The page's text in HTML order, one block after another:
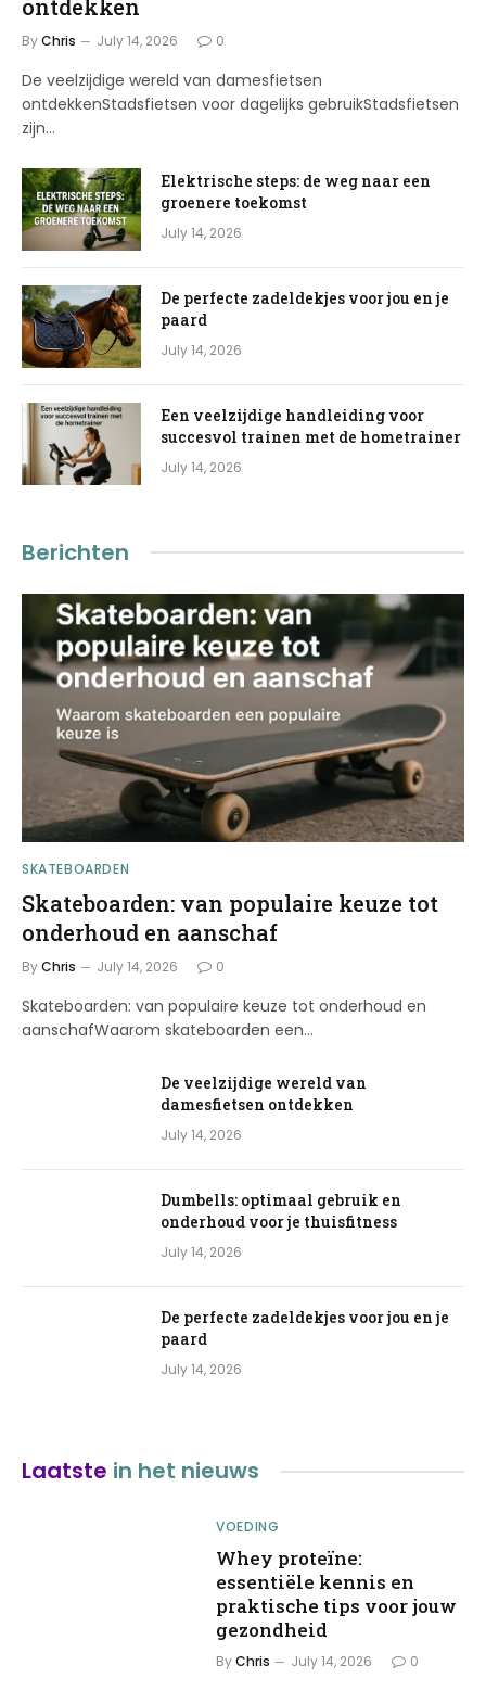
ontdekken
ByChris July 14, 2026 0
De veelzijdige wereld van damesfietsen
ontdekkenStadsfietsen voor dagelijks gebruikStadsfietsen
zijn…
Elektrische steps: de weg naar een
groenere toekomst
July 14, 2026
De perfecte zadeldekjes voor jou en je
paard
July 14, 2026
Een veelzijdige handleiding voor
succesvol trainen met de hometrainer
July 14, 2026
Berichten
SKATEBOARDEN
Skateboarden: van populaire keuze tot
onderhoud en aanschaf
ByChris July 14, 2026 0
Skateboarden: van populaire keuze tot onderhoud en
aanschafWaarom skateboarden een…
De veelzijdige wereld van
damesfietsen ontdekken
July 14, 2026
Dumbells: optimaal gebruik en
onderhoud voor je thuisfitness
July 14, 2026
De perfecte zadeldekjes voor jou en je
paard
July 14, 2026
Laatste in het nieuws
VOEDING
Whey proteïne:
essentiële kennis en
praktische tips voor jouw
gezondheid
ByChris July 14, 2026 0